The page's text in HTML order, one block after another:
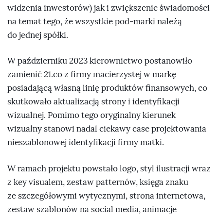
widzenia inwestorów) jak i zwiększenie świadomości
na temat tego, że wszystkie pod-marki należą
do jednej spółki.
W październiku 2023 kierownictwo postanowiło
zamienić 21.co z firmy macierzystej w markę
posiadającą własną linię produktów finansowych, co
skutkowało aktualizacją strony i identyfikacji
wizualnej. Pomimo tego oryginalny kierunek
wizualny stanowi nadal ciekawy case projektowania
nieszablonowej identyfikacji firmy matki.
W ramach projektu powstało logo, styl ilustracji wraz
z key visualem, zestaw patternów, księga znaku
ze szczegółowymi wytycznymi, strona internetowa,
zestaw szablonów na social media, animacje